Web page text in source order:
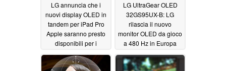
LG annuncia che i
nuovi display OLED in
tandem per iPad Pro
Apple saranno presto
disponibili per i
computer portatili
06/24/2024
LG UltraGear OLED
32GS95UX-B: LG
rilascia il nuovo
monitor OLED da gioco
a 480 Hz in Europa
06/04/2024